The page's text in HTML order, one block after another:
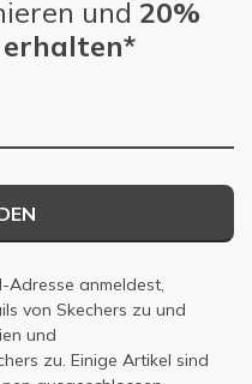
und 20%
Adresse anmeldest,
von Skechers zu und
und
zu. Einige Artikel sind